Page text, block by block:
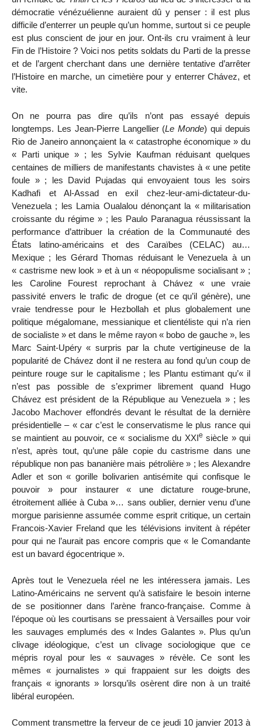
démocratie vénézuélienne auraient dû y penser : il est plus
difficile d’enterrer un peuple qu’un homme, surtout si ce peuple
est plus conscient de jour en jour. Ont-ils cru vraiment à leur
Fin de l’Histoire ? Voici nos petits soldats du Parti de la presse
et de l’argent cherchant dans une dernière tentative d’arrêter
l’Histoire en marche, un cimetière pour y enterrer Chávez, et
vite.
On ne pourra pas dire qu’ils n’ont pas essayé depuis
longtemps. Les Jean-Pierre Langellier (Le Monde) qui depuis
Rio de Janeiro annonçaient la « catastrophe économique » du
« Parti unique » ; les Sylvie Kaufman réduisant quelques
centaines de milliers de manifestants chavistes à « une petite
foule » ; les David Pujadas qui envoyaient tous les soirs
Kadhafi et Al-Assad en exil chez-leur-ami-dictateur-du-
Venezuela ; les Lamia Oualalou dénonçant la « militarisation
croissante du régime » ; les Paulo Paranagua réussissant la
performance d’attribuer la création de la Communauté des
États latino-américains et des Caraïbes (CELAC) au…
Mexique ; les Gérard Thomas réduisant le Venezuela à un
« castrisme new look » et à un « néopopulisme socialisant » ;
les Caroline Fourest reprochant à Chávez « une vraie
passivité envers le trafic de drogue (et ce qu’il génère), une
vraie tendresse pour le Hezbollah et plus globalement une
politique mégalomane, messianique et clientéliste qui n’a rien
de socialiste » et dans le même rayon « bobo de gauche », les
Marc Saint-Upéry « surpris par la chute vertigineuse de la
popularité de Chávez dont il ne restera au fond qu’un coup de
peinture rouge sur le capitalisme ; les Plantu estimant qu’« il
n’est pas possible de s’exprimer librement quand Hugo
Chávez est président de la République au Venezuela » ; les
Jacobo Machover effondrés devant le résultat de la dernière
présidentielle – « car c’est le conservatisme le plus rance qui
se maintient au pouvoir, ce « socialisme du XXIe siècle » qui
n’est, après tout, qu’une pâle copie du castrisme dans une
république non pas bananière mais pétrolière » ; les Alexandre
Adler et son « gorille bolivarien antisémite qui confisque le
pouvoir » pour instaurer « une dictature rouge-brune,
étroitement alliée à Cuba »… sans oublier, dernier venu d’une
morgue parisienne assumée comme esprit critique, un certain
Francois-Xavier Freland que les télévisions invitent à répéter
pour qui ne l’aurait pas encore compris que « le Comandante
est un bavard égocentrique ».
Après tout le Venezuela réel ne les intéressera jamais. Les
Latino-Américains ne servent qu’à satisfaire le besoin interne
de se positionner dans l’arène franco-française. Comme à
l’époque où les courtisans se pressaient à Versailles pour voir
les sauvages emplumés des « Indes Galantes ». Plus qu’un
clivage idéologique, c’est un clivage sociologique que ce
mépris royal pour les « sauvages » révèle. Ce sont les
mêmes « journalistes » qui frappaient sur les doigts des
français « ignorants » lorsqu’ils osèrent dire non à un traité
libéral européen.
Comment transmettre la ferveur de ce jeudi 10 janvier 2013 à